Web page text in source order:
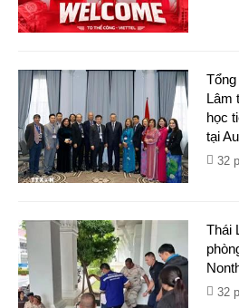
Lâm
học
tại
32
Thái
32